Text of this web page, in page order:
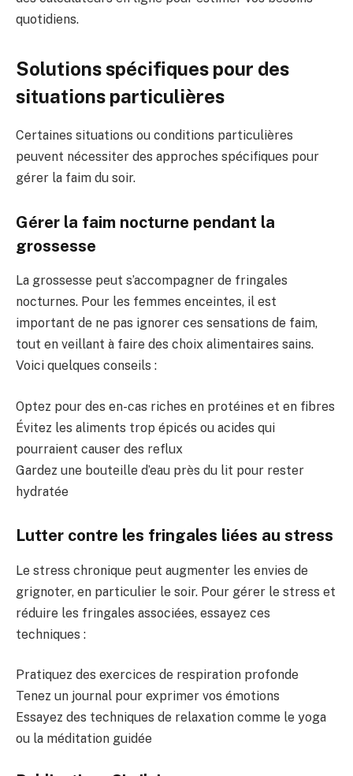
quotidiens.
Solutions spécifiques pour des
situations particulières
Certaines situations ou conditions particulières
peuvent nécessiter des approches spécifiques pour
gérer la faim du soir.
Gérer la faim nocturne pendant la
grossesse
La grossesse peut s’accompagner de fringales
nocturnes. Pour les femmes enceintes, il est
important de ne pas ignorer ces sensations de faim,
tout en veillant à faire des choix alimentaires sains.
Voici quelques conseils :
Optez pour des en-cas riches en protéines et en fibres
Évitez les aliments trop épicés ou acides qui
pourraient causer des reflux
Gardez une bouteille d’eau près du lit pour rester
hydratée
Lutter contre les fringales liées au stress
Le stress chronique peut augmenter les envies de
grignoter, en particulier le soir. Pour gérer le stress et
réduire les fringales associées, essayez ces
techniques :
Pratiquez des exercices de respiration profonde
Tenez un journal pour exprimer vos émotions
Essayez des techniques de relaxation comme le yoga
ou la méditation guidée